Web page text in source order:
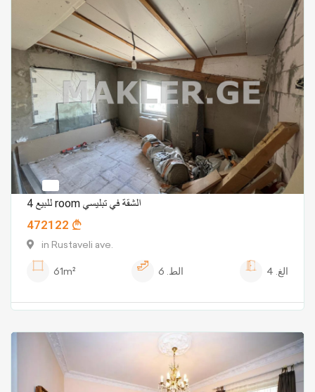
للبيع 4 room الشقة في تبليسي
472122
in Rustaveli ave.
61m²
الط. 6 الغ. 4